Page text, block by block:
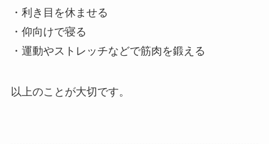
・利き目を休ませる
・仰向けで寝る
・運動やストレッチなどで筋肉を鍛える
以上のことが大切です。